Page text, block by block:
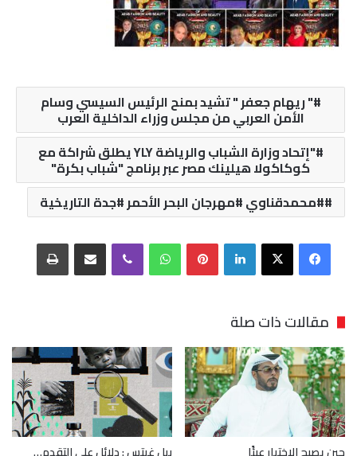
" ريهام جعفر " تشيد بمنح الرئيس السيسي وسام
الأمن العربي من مجلس وزراء الداخلية العرب
"إتحاد وزارة الشباب والرياضة YLY يطلق شراكة مع
كوكاكولا هيلينك مصر عبر برنامج "شباب بكرة"
#محمدقناوي #مهرجان البحر الأحمر #جدة التاريخية
فيسبوك‫X لينكدإن بينتيريستواتساب ڤايبر مشاركة عبر البريد طباعة
مقالات ذات صلة